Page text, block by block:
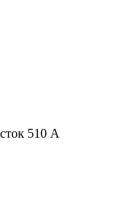
510 А